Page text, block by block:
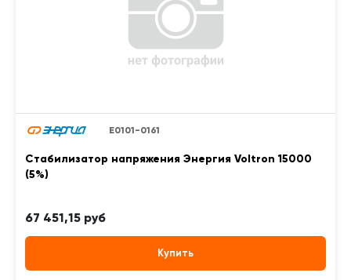
Е0101-0161
Стабилизатор напряжения Энергия Voltron 15000
(5%)
67 451,15 руб
Купить